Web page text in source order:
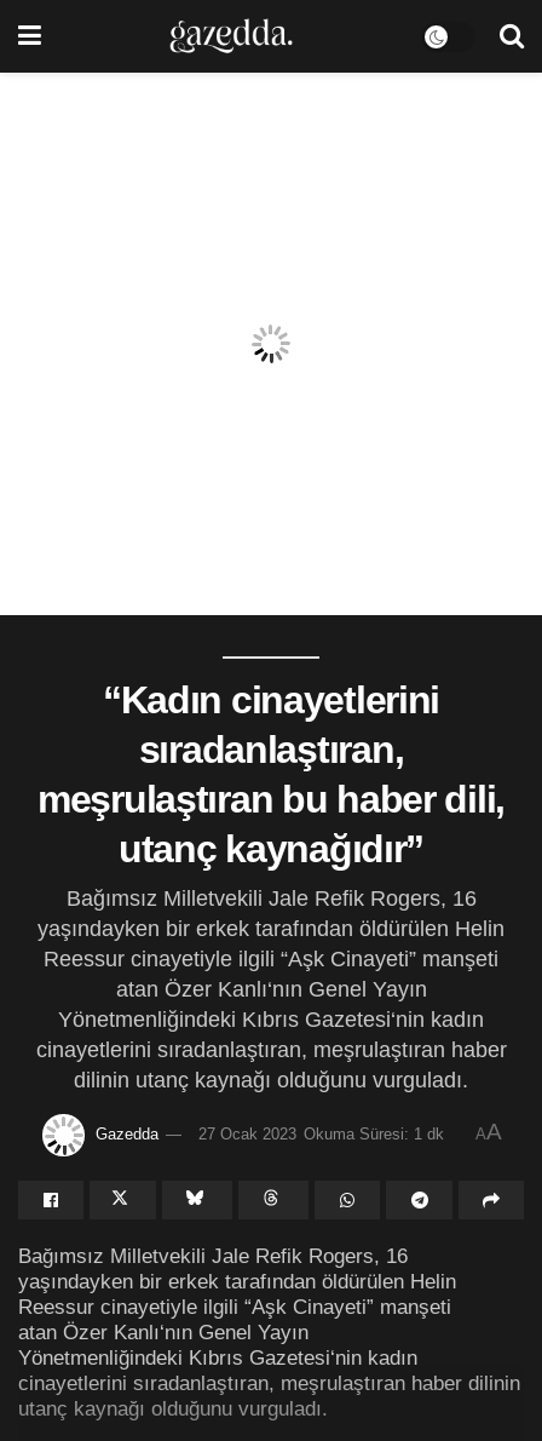
“Kadın cinayetlerini
sıradanlaştıran,
meşrulaştıran bu haber dili,
utanç kaynağıdır”
Bağımsız Milletvekili Jale Refik Rogers, 16
yaşındayken bir erkek tarafından öldürülen Helin
Reessur cinayetiyle ilgili “Aşk Cinayeti” manşeti
atan Özer Kanlı‘nın Genel Yayın
Yönetmenliğindeki Kıbrıs Gazetesi‘nin kadın
cinayetlerini sıradanlaştıran, meşrulaştıran haber
dilinin utanç kaynağı olduğunu vurguladı.
Gazedda 27 Ocak 2023 Okuma Süresi: 1 dk AA
Bağımsız Milletvekili Jale Refik Rogers, 16
yaşındayken bir erkek tarafından öldürülen Helin
Reessur cinayetiyle ilgili “Aşk Cinayeti” manşeti
atan Özer Kanlı‘nın Genel Yayın
Yönetmenliğindeki Kıbrıs Gazetesi‘nin kadın
cinayetlerini sıradanlaştıran, meşrulaştıran haber dilinin
utanç kaynağı olduğunu vurguladı.